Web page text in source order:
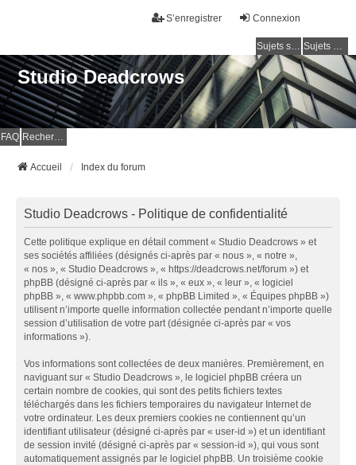
Connexion
S’enregistrer
Sujets sans réponse Sujets actifs
Studio Deadcrows
FAQ Rechercher
Accueil Index du forum
Studio Deadcrows - Politique de confidentialité
Cette politique explique en détail comment « Studio Deadcrows » et
ses sociétés affiliées (désignés ci-après par « nous », « notre »,
« nos », « Studio Deadcrows », « https://deadcrows.net/forum ») et
phpBB (désigné ci-après par « ils », « eux », « leur », « logiciel
phpBB », « www.phpbb.com », « phpBB Limited », « Équipes phpBB »)
utilisent n’importe quelle information collectée pendant n’importe quelle
session d’utilisation de votre part (désignée ci-après par « vos
informations »).
Vos informations sont collectées de deux manières. Premièrement, en
naviguant sur « Studio Deadcrows », le logiciel phpBB créera un
certain nombre de cookies, qui sont des petits fichiers textes
téléchargés dans les fichiers temporaires du navigateur Internet de
votre ordinateur. Les deux premiers cookies ne contiennent qu’un
identifiant utilisateur (désigné ci-après par « user-id ») et un identifiant
de session invité (désigné ci-après par « session-id »), qui vous sont
automatiquement assignés par le logiciel phpBB. Un troisième cookie